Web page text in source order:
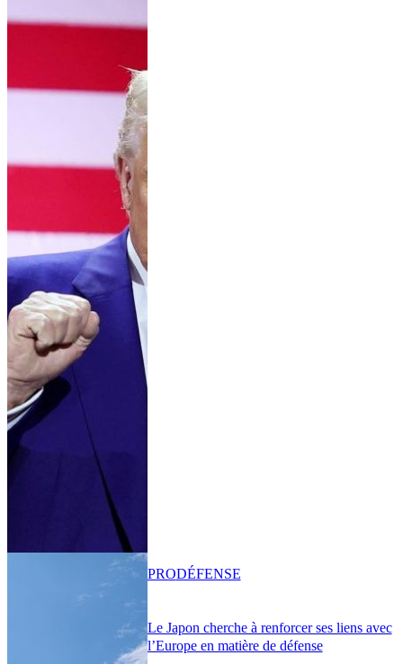
Le Japon cherche à renforcer ses liens avec
l’Europe en matière de défense
PRODÉFENSE